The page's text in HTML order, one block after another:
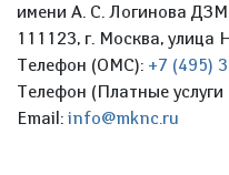
имени А. С. Логинова ДЗМ
111123, г. Москва, улица
Телефон (ОМС): +7 (495)
Телефон (Платные
Email: info@mknc.ru